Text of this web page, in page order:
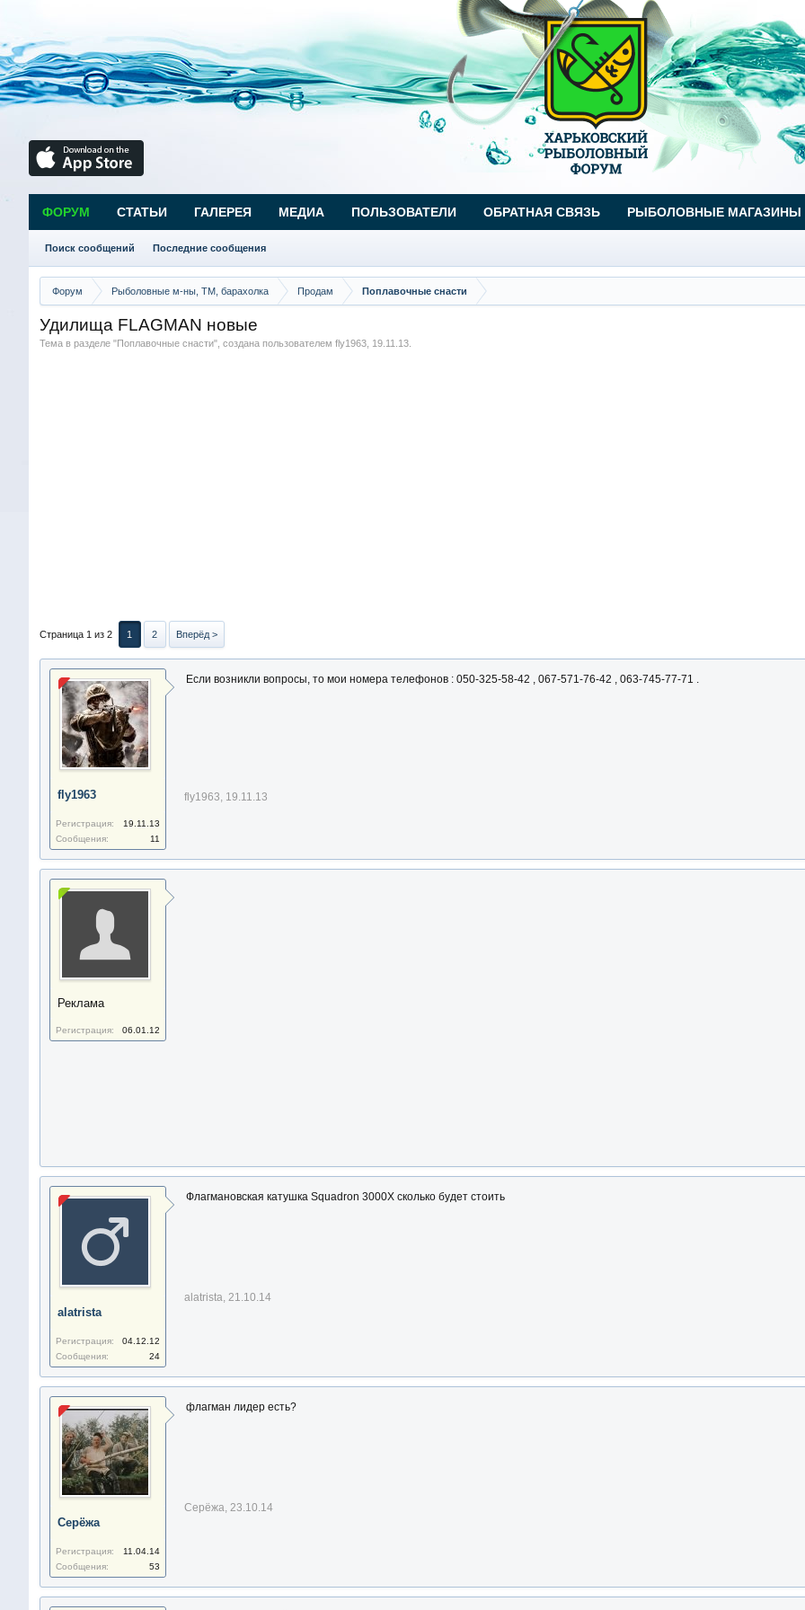
Форум Рыболовные м-ны, ТМ, барахолка Продам Поплавочные снасти
Удилища FLAGMAN новые
Тема в разделе "Поплавочные снасти", создана пользователем fly1963, 19.11.13.
Страница 1 из 2 1 2 Вперёд >
fly1963
Регистрация:
19.11.13
Сообщения:
11
Если возникли вопросы, то мои номера телефонов : 050-325-58-42 , 067-571-76-42 , 063-745-77-71 .
fly1963, 19.11.13
Реклама
Регистрация: 06.01.12
alatrista
Регистрация:
04.12.12
Сообщения:
24
Флагмановская катушка Squadron 3000X сколько будет стоить
alatrista, 21.10.14
Серёжа
Регистрация:
11.04.14
Сообщения:
53
флагман лидер есть?
Серёжа, 23.10.14
ФОРУМ
Поиск сообщений Последние сообщения
СТАТЬИ ГАЛЕРЕЯ МЕДИА ПОЛЬЗОВАТЕЛИ ОБРАТНАЯ СВЯЗЬ РЫБОЛОВНЫЕ МАГАЗИНЫ